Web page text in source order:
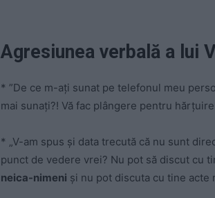
Agresiunea verbală a lui
* ”De ce m-aţi sunat pe telefonul meu
mai sunaţi?! Vă fac plângere pentru
* „V-am spus şi data trecută că nu sunt
punct de vedere vrei? Nu pot să discut cu
neica-nimeni şi nu pot discuta cu tine acte